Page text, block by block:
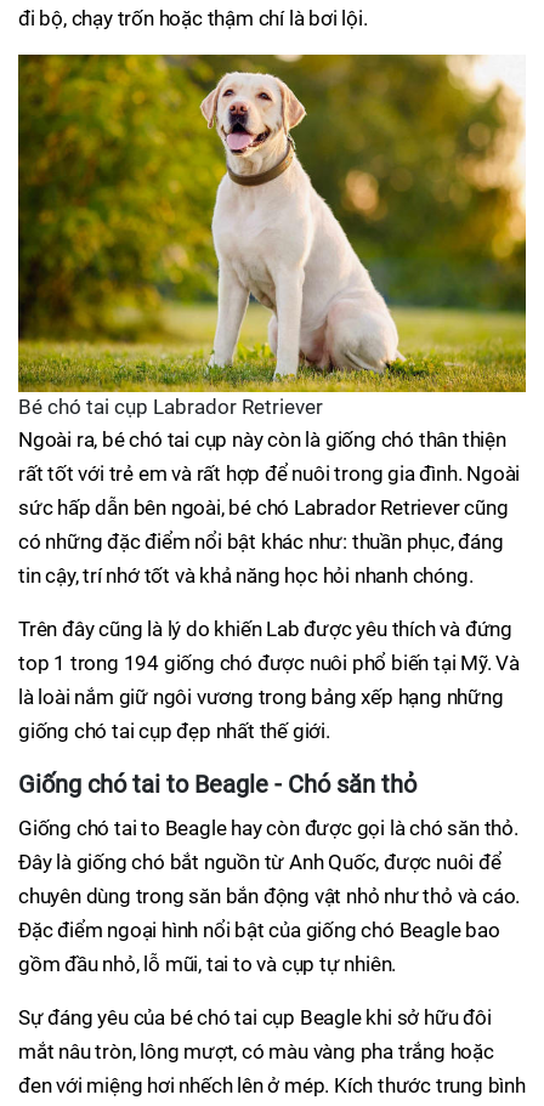
đi bộ, chạy trốn hoặc thậm chí là bơi lội.
Bé chó tai cụp Labrador Retriever
Ngoài ra, bé chó tai cụp này còn là giống chó thân thiện
rất tốt với trẻ em và rất hợp để nuôi trong gia đình. Ngoài
sức hấp dẫn bên ngoài, bé chó Labrador Retriever cũng
có những đặc điểm nổi bật khác như: thuần phục, đáng
tin cậy, trí nhớ tốt và khả năng học hỏi nhanh chóng.
Trên đây cũng là lý do khiến Lab được yêu thích và đứng
top 1 trong 194 giống chó được nuôi phổ biến tại Mỹ. Và
là loài nắm giữ ngôi vương trong bảng xếp hạng những
giống chó tai cụp đẹp nhất thế giới.
Giống chó tai to Beagle - Chó săn thỏ
Giống chó tai to Beagle hay còn được gọi là chó săn thỏ.
Đây là giống chó bắt nguồn từ Anh Quốc, được nuôi để
chuyên dùng trong săn bắn động vật nhỏ như thỏ và cáo.
Đặc điểm ngoại hình nổi bật của giống chó Beagle bao
gồm đầu nhỏ, lỗ mũi, tai to và cụp tự nhiên.
Sự đáng yêu của bé chó tai cụp Beagle khi sở hữu đôi
mắt nâu tròn, lông mượt, có màu vàng pha trắng hoặc
đen với miệng hơi nhếch lên ở mép. Kích thước trung bình